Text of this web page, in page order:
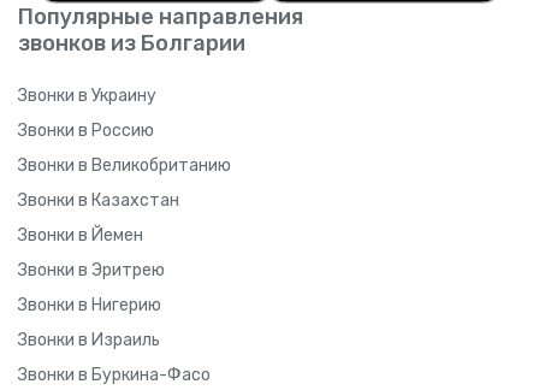
Популярные направления
звонков из Болгарии
Звонки в Украину
Звонки в Россию
Звонки в Великобританию
Звонки в Казахстан
Звонки в Йемен
Звонки в Эритрею
Звонки в Нигерию
Звонки в Израиль
Звонки в Буркина-Фасо